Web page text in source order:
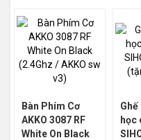
Bàn Phím Cơ
AKKO 3087 RF
White On Black
học